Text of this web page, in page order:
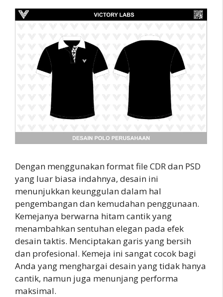
Dengan menggunakan format file CDR dan PSD
yang luar biasa indahnya, desain ini
menunjukkan keunggulan dalam hal
pengembangan dan kemudahan penggunaan.
Kemejanya berwarna hitam cantik yang
menambahkan sentuhan elegan pada efek
desain taktis. Menciptakan garis yang bersih
dan profesional. Kemeja ini sangat cocok bagi
Anda yang menghargai desain yang tidak hanya
cantik, namun juga menunjang performa
maksimal.